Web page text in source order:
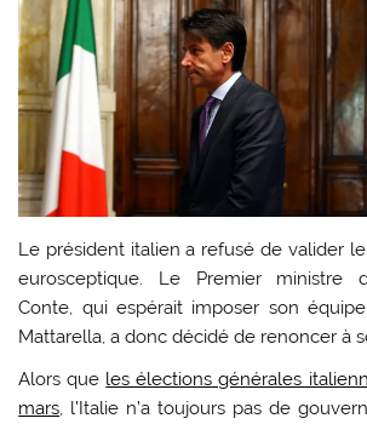
Le président italien a refusé de valider
eurosceptique. Le Premier ministre
Conte, qui espérait imposer son
Mattarella, a donc décidé de renoncer à
Alors que les élections générales
mars, l’Italie n’a toujours pas de